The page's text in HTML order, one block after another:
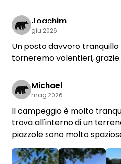
alcuni ospiti diretti al Fusion
permesso di goderci
Christian e la sua famiglia
cordiali e disponibili. Dato
viaggiare, capiscono
bisogno i viaggiatori e ci si
Grazie mille per la bella
volentieri e consigliamo
piazzola!
Joachim
giu 2026
Un posto davvero
torneremo volentieri, grazie.
Michael
mag 2026
Il campeggio è molto
trova all'interno di un
piazzole sono molto
partenza per escursioni in
numerosi laghi.